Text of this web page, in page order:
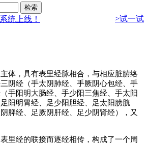
统上线！ >试一试
体，具有表里经脉相合，与相应脏腑络
阴经（手太阴肺经、手厥阴心包经、手
手阳明大肠经、手少阳三焦经、手太阳
阳明胃经、足少阳胆经、足太阳膀胱
脾经、足厥阴肝经、足少阴肾经），又
里经的联接而逐经相传，构成了一个周